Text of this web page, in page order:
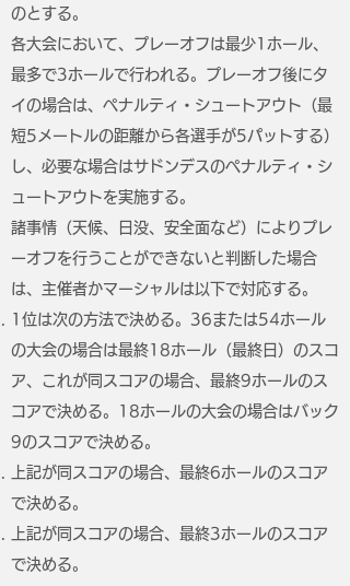
のとする。
各大会において、プレーオフは最少1ホール、
最多で3ホールで行われる。プレーオフ後にタ
イの場合は、ペナルティ・シュートアウト（最
短5メートルの距離から各選手が5パットする）
し、必要な場合はサドンデスのペナルティ・シ
ュートアウトを実施する。
諸事情（天候、日没、安全面など）によりプレ
ーオフを行うことができないと判断した場合
は、主催者かマーシャルは以下で対応する。
1位は次の方法で決める。36または54ホール
の大会の場合は最終18ホール（最終日）のスコ
ア、これが同スコアの場合、最終9ホールのス
コアで決める。18ホールの大会の場合はバック
9のスコアで決める。
上記が同スコアの場合、最終6ホールのスコア
で決める。
上記が同スコアの場合、最終3ホールのスコア
で決める。